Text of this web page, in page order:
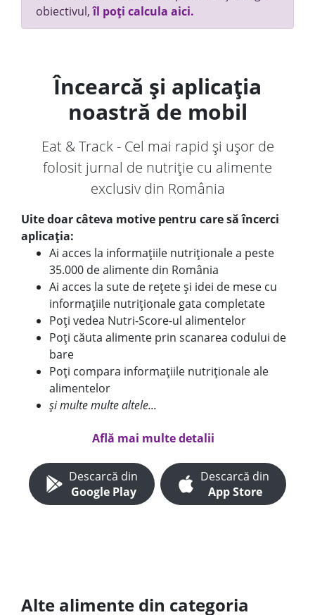
obiectivul,îl poți calcula aici.
Încearcă și aplicația
noastră de mobil
Eat & Track - Cel mai rapid și ușor de
folosit jurnal de nutriție cu alimente
exclusiv din România
Uite doar câteva motive pentru care să încerci
aplicația:
Ai acces la informațiile nutriționale a peste
35.000 de alimente din România
Ai acces la sute de rețete și idei de mese cu
informațiile nutriționale gata completate
Poți vedea Nutri-Score-ul alimentelor
Poți căuta alimente prin scanarea codului de
bare
Poți compara informațiile nutriționale ale
alimentelor
și multe multe altele...
Află mai multe detalii
Descarcă din
Google Play
Descarcă din
App Store
Alte alimente din categoria